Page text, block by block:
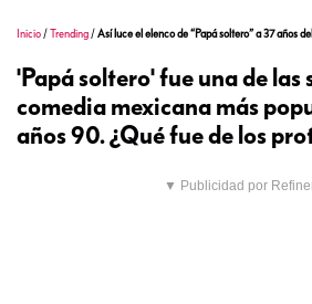
Inicio /Trending /Así luce el elenco de “Papá soltero” a 37 años
'Papá soltero' fue una de las
comedia mexicana más
años 90. ¿Qué fue de los
▼ Publicidad por